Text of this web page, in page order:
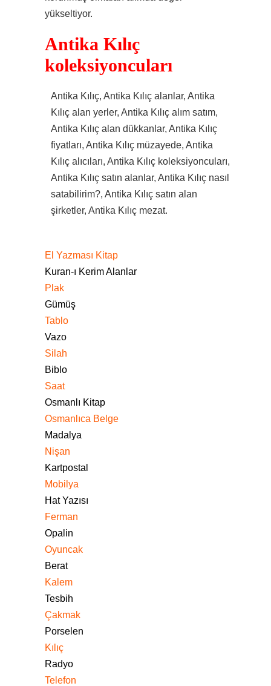
yükseltiyor.
Antika Kılıç
koleksiyoncuları
Antika Kılıç, Antika Kılıç alanlar, Antika
Kılıç alan yerler, Antika Kılıç alım satım,
Antika Kılıç alan dükkanlar, Antika Kılıç
fiyatları, Antika Kılıç müzayede, Antika
Kılıç alıcıları, Antika Kılıç koleksiyoncuları,
Antika Kılıç satın alanlar, Antika Kılıç nasıl
satabilirim?, Antika Kılıç satın alan
şirketler, Antika Kılıç mezat.
El Yazması Kitap
Kuran-ı Kerim Alanlar
Plak
Gümüş
Tablo
Vazo
Silah
Biblo
Saat
Osmanlı Kitap
Osmanlıca Belge
Madalya
Nişan
Kartpostal
Mobilya
Hat Yazısı
Ferman
Opalin
Oyuncak
Berat
Kalem
Tesbih
Çakmak
Porselen
Kılıç
Radyo
Telefon